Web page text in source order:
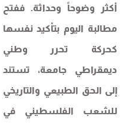
أكثر وضوحاً وحداثة. ففتح
مطالبة اليوم بتأكيد نفسها
كحركة تحرر وطني
ديمقراطي جامعة، تستند
إلى الحق الطبيعي والتاريخي
للشعب الفلسطيني في